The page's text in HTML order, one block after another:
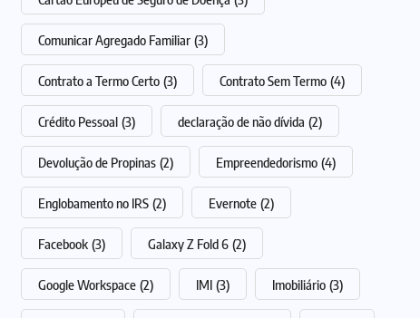
Comunicar Agregado Familiar (3)
Contrato a Termo Certo (3) Contrato Sem Termo (4)
Crédito Pessoal (3) declaração de não dívida (2)
Devolução de Propinas (2) Empreendedorismo (4)
Englobamento no IRS (2) Evernote (2)
Facebook (3) Galaxy Z Fold 6 (2)
Google Workspace (2) IMI (3) Imobiliário (3)